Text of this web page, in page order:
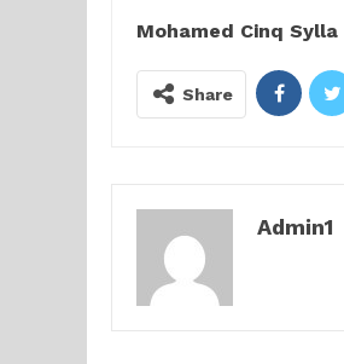
Mohamed Cinq Sylla
Share
Admin1